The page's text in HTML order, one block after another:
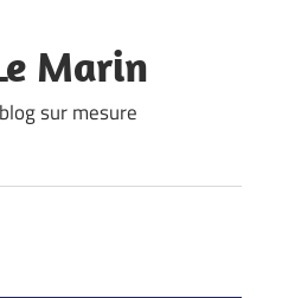
Marin
sur mesure